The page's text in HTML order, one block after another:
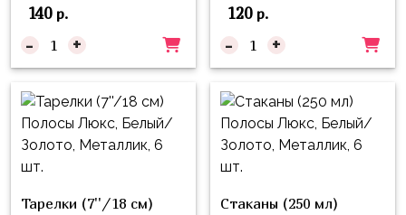
140р.
- +
120р.
- +
Тарелки (7''/18 см)
Стаканы (250 мл)
Него
Для
Неё
Мишка
Тедди
Транспорт
Техника